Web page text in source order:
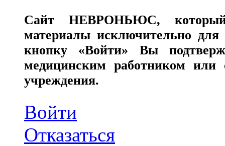
СайтНЕВРОНЬЮС,
материалы исключительно для
кнопку «Войти» Вы
медицинским работником или
учреждения.
Войти
Отказаться